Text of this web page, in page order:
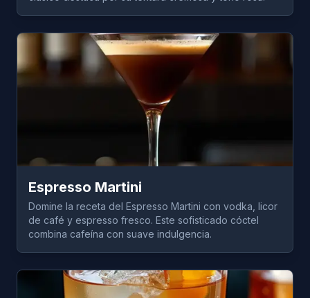
Espresso Martini
Domine la receta del Espresso Martini con vodka, licor
de café y espresso fresco. Este sofisticado cóctel
combina cafeína con suave indulgencia.